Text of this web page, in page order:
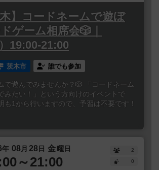
木】コードネームで遊ぼ
ゲーム相席会🎲｜
19:00-21:00
茨木市 誰でも参加
で遊んでみませんか？🎲 「コードネーム
みたい！」という方向けのイベントで
も1から行いますので、予習は不要です！
年 08 月 28日 金曜日
～21:00
2
0